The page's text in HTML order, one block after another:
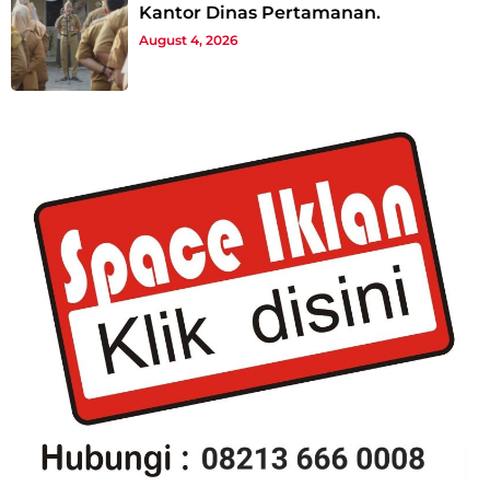
Kantor Dinas Pertamanan.
August 4, 2026